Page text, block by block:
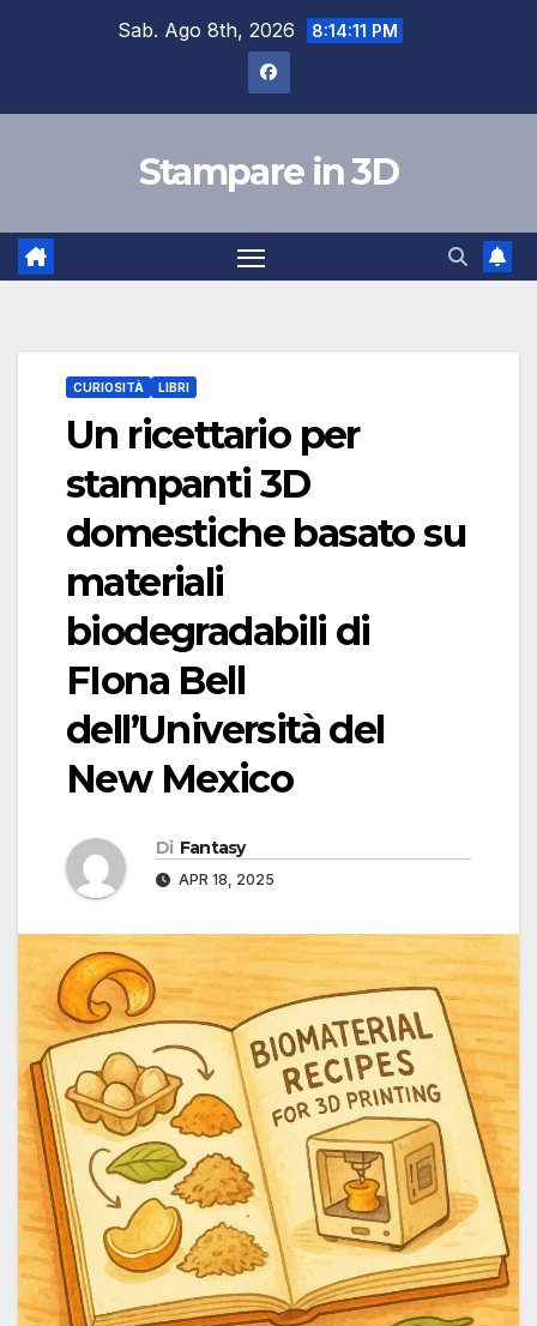
Sab. Ago 8th, 2026 8:14:12 PM
Stampare in 3D
CURIOSITÀ LIBRI
Un ricettario per
stampanti 3D
domestiche basato su
materiali
biodegradabili di
FIona Bell
dell’Università del
New Mexico
Di Fantasy
APR 18, 2025